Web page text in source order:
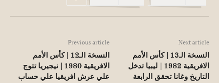
Previous article
النسخة الـ12 | كأس الأمم
الافريقية 1980 | نيجيريا تتوج
علي عرش افريقيا علي حساب
Next article
النسخة الـ13 | كأس الأمم
الافريقية 1982 | ليبيا تدخل
التاريخ وغانا تحقق الرابعة